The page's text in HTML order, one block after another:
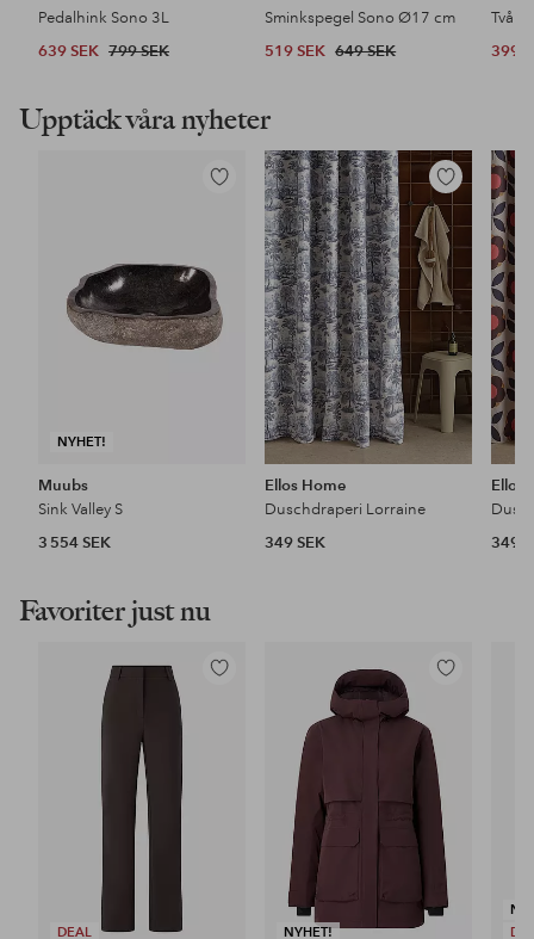
Pedalhink Sono 3L
639 SEK 799 SEK
Sminkspegel Sono Ø17 cm
519 SEK 649 SEK
399
Upptäck våra nyheter
NYHET!
Lägg
Muubs
Sink Valley S
3 554 SEK
Lägg
till
favoriter
Ellos Home
Duschdraperi Lorraine
349 SEK
Ellos
349
Favoriter just nu
DEAL
Lägg
NYHET!
Lägg
favoriter